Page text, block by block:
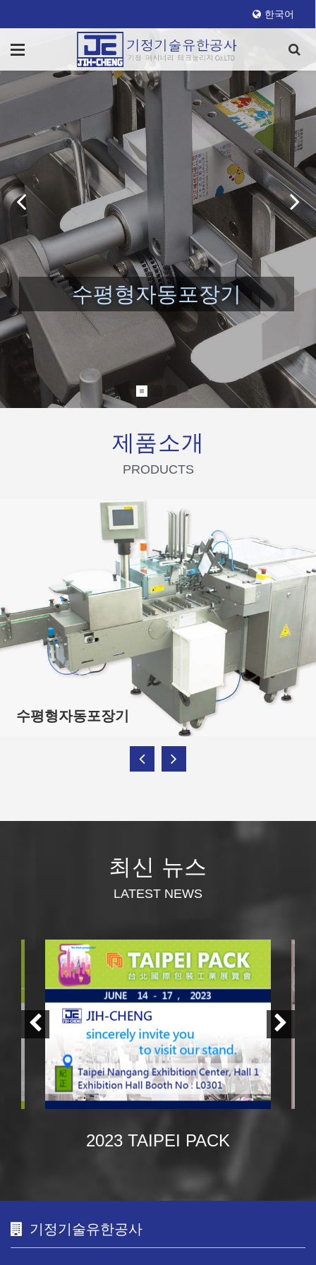
한국어
수평형자동포장기
제품소개
PRODUCTS
수평형자동포장기
최신 뉴스
LATEST NEWS
2023 TAIPEI PACK
기정기술유한공사